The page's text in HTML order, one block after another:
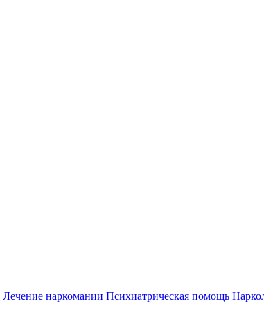
Лечение наркомании Психиатрическая помощь